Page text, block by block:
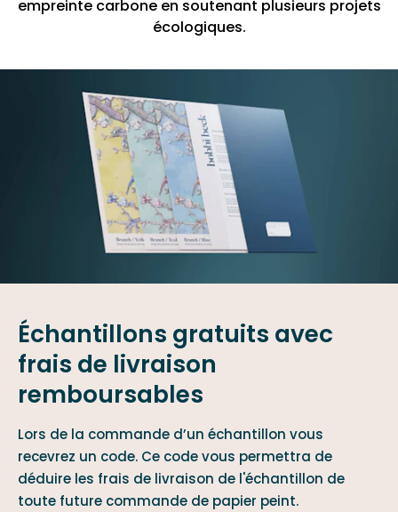
empreinte carbone en soutenant plusieurs projets
écologiques.
Échantillons gratuits avec
frais de livraison
remboursables
Lors de la commande d’un échantillon vous
recevrez un code. Ce code vous permettra de
déduire les frais de livraison de l'échantillon de
toute future commande de papier peint.